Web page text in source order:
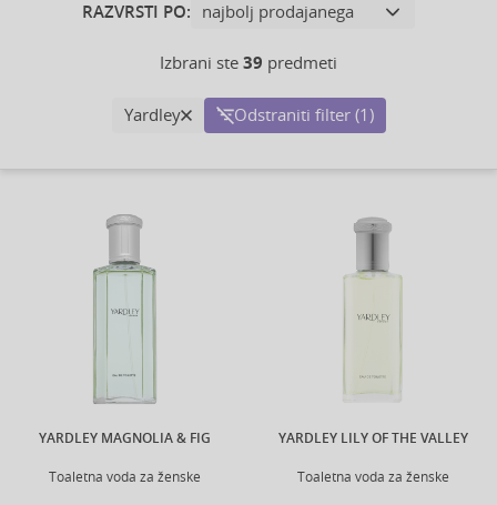
RAZVRSTI PO:
Izbrani ste 39 predmeti
Yardley Odstraniti filter (1)
YARDLEY MAGNOLIA & FIG
Toaletna voda za ženske
YARDLEY LILY OF THE VALLEY
Toaletna voda za ženske